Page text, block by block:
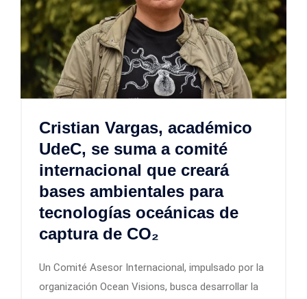
Cristian Vargas, académico
UdeC, se suma a comité
internacional que creará
bases ambientales para
tecnologías oceánicas de
captura de CO₂
Un Comité Asesor Internacional, impulsado por la
organización Ocean Visions, busca desarrollar la